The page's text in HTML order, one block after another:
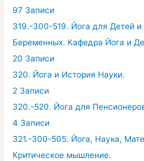
97 Записи
319.-300-519. Йога для Детей
Беременных. Кафедра Йога и
20 Записи
320. Йога и История Науки.
2 Записи
320.-520. Йога для
4 Записи
321.-300-505. Йога, Наука,
Критическое мышление.